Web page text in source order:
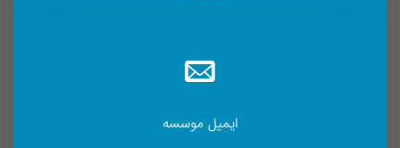
ایمیل موسسه